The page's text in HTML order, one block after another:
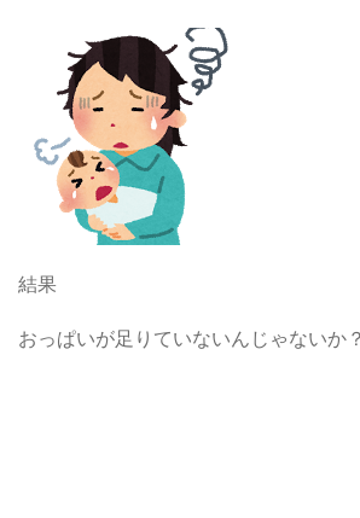
結果
おっぱいが足りていないんじゃないか